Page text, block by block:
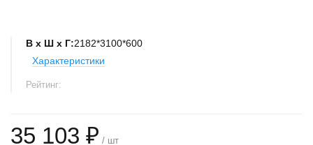
В х Ш х Г:2182*3100*600
Характеристики
Рейтинг:
35 103 ₽ / шт